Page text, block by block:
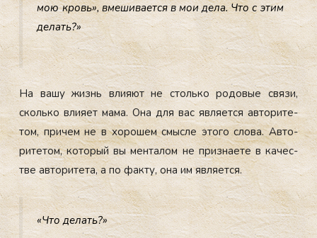
мою кровь», вме­шива­ет­ся в мои де­ла. Что с этим
де­лать?»
На ва­шу жизнь вли­яют не столь­ко ро­довые свя­зи,
сколь­ко вли­яет ма­ма. Она для вас яв­ля­ет­ся ав­то­рите­
том, при­чем не в хо­рошем смыс­ле это­го сло­ва. Ав­то­
рите­том, ко­торый вы мен­та­лом не приз­на­ете в ка­чес­
тве ав­то­рите­та, а по фак­ту, она им яв­ля­ет­ся.
«Что де­лать?»